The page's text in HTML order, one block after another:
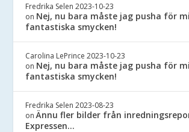
Fredrika Selen 2023-10-23
on Nej, nu bara måste jag pusha för
fantastiska smycken!
Carolina LePrince 2023-10-23
on Nej, nu bara måste jag pusha för
fantastiska smycken!
Fredrika Selen 2023-08-23
onÄnnu fler bilder från
Expressen…